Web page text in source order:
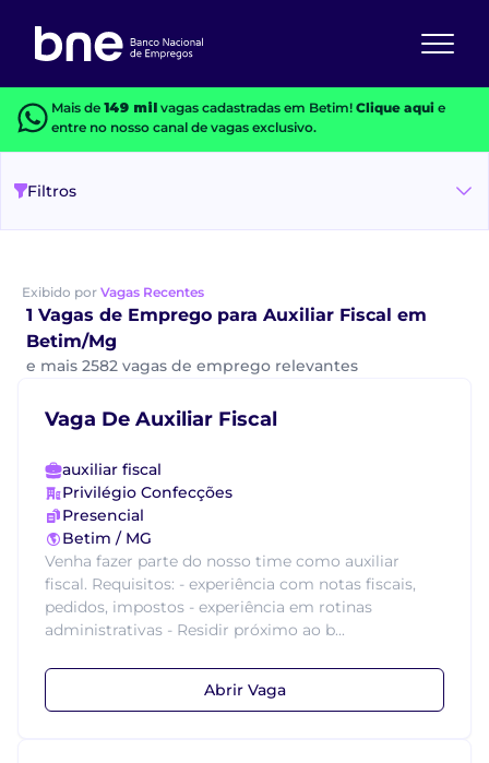
Mais de 149 milvagas cadastradas em Betim! Clique aquie
entre no nosso canal de vagas exclusivo.
Filtros
Exibido por Vagas Recentes
1 Vagas de Emprego para Auxiliar Fiscal em
Betim/Mg
e mais 2582 vagas de emprego relevantes
Vaga De Auxiliar Fiscal
auxiliar fiscal
Privilégio Confecções
Presencial
Betim / MG
Venha fazer parte do nosso time como auxiliar
fiscal. Requisitos: - experiência com notas fiscais,
pedidos, impostos - experiência em rotinas
administrativas - Residir próximo ao b...
Abrir Vaga